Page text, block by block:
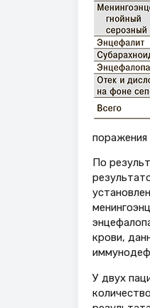
По
крови,
У двух